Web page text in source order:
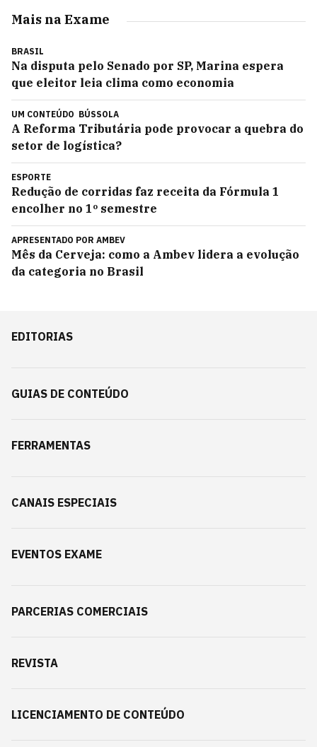
Mais na Exame
BRASIL
Na disputa pelo Senado por SP, Marina espera
que eleitor leia clima como economia
UM CONTEÚDO BÚSSOLA
A Reforma Tributária pode provocar a quebra do
setor de logística?
ESPORTE
Redução de corridas faz receita da Fórmula 1
encolher no 1º semestre
APRESENTADO POR AMBEV
Mês da Cerveja: como a Ambev lidera a evolução
da categoria no Brasil
EDITORIAS
GUIAS DE CONTEÚDO
FERRAMENTAS
CANAIS ESPECIAIS
EVENTOS EXAME
PARCERIAS COMERCIAIS
REVISTA
LICENCIAMENTO DE CONTEÚDO